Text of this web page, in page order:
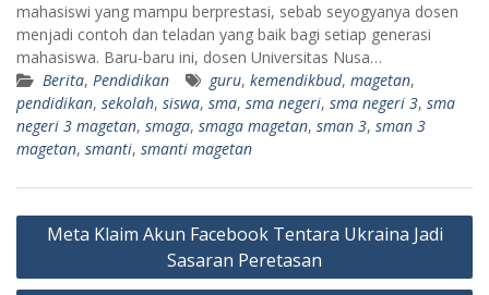
mahasiswi yang mampu berprestasi, sebab seyogyanya dosen
menjadi contoh dan teladan yang baik bagi setiap generasi
mahasiswa. Baru-baru ini, dosen Universitas Nusa…
Berita, Pendidikan guru, kemendikbud, magetan,
pendidikan, sekolah, siswa, sma, sma negeri, sma negeri 3, sma
negeri 3 magetan, smaga, smaga magetan, sman 3, sman 3
magetan, smanti, smanti magetan
Navigasi
Meta Klaim Akun Facebook Tentara Ukraina Jadi
Sasaran Peretasan